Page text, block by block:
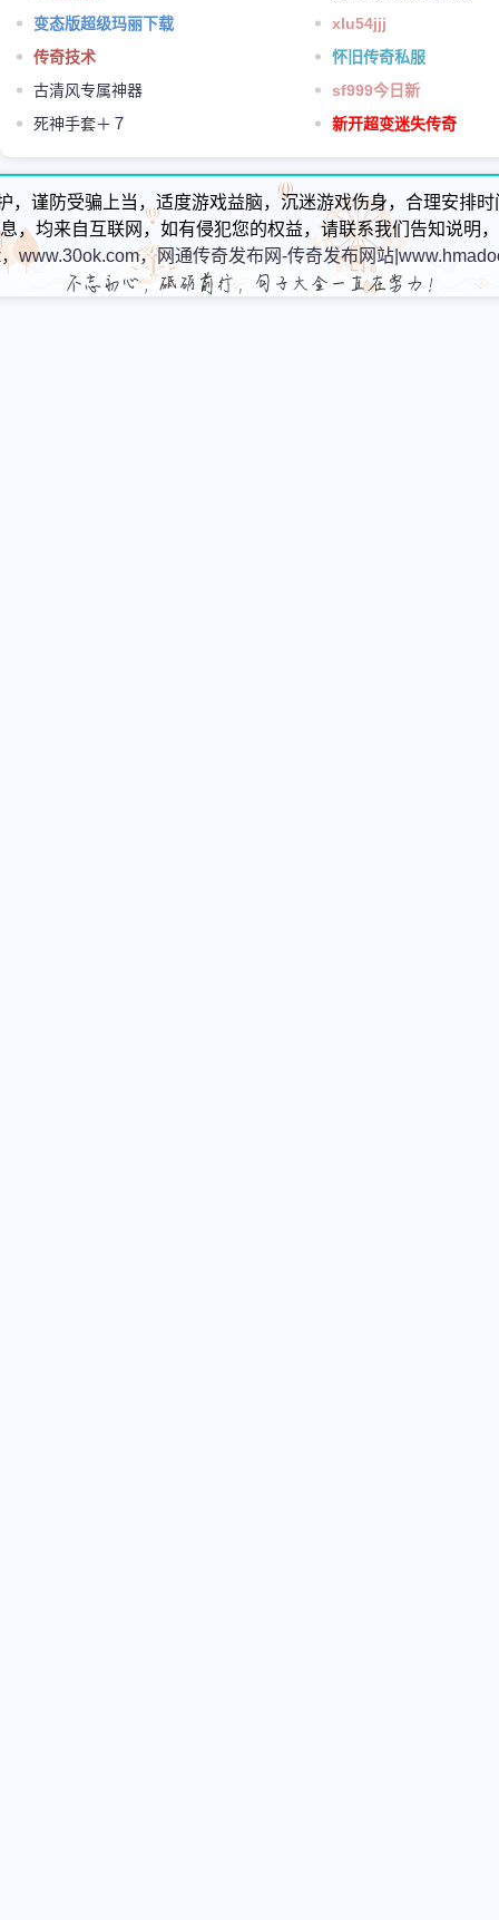
变态版超级玛丽下载
xlu54jjj
传奇技术
怀旧传奇私服
古清风专属神器
sf999今日新
死神手套＋７
新开超变迷失传奇
，谨防受骗上当，适度游戏益脑，沉迷游戏伤身，合理安排
，均来自互联网，如有侵犯您的权益，请联系我们告知说明
www.30ok.com，网通传奇发布网-传奇发布网站